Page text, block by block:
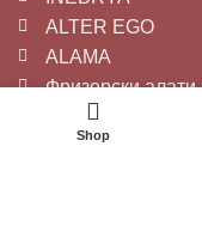
ALTER EGO
ALAMA
Фризерски алати
Shop